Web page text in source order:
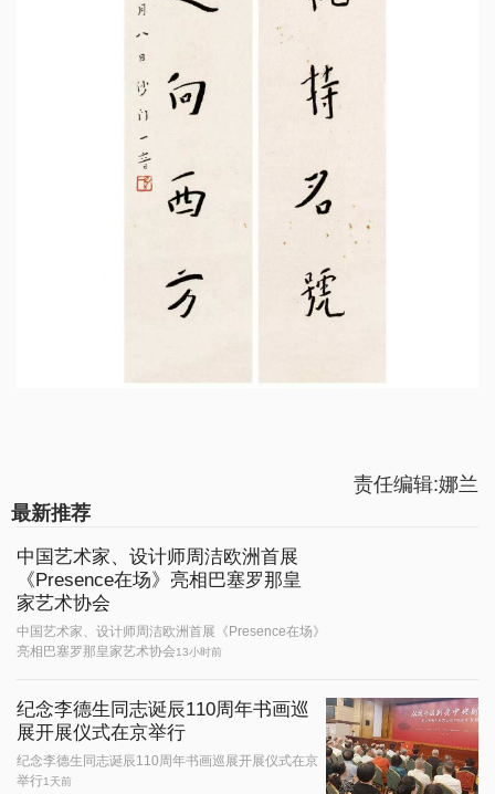
责任编辑:娜兰
最新推荐
中国艺术家、设计师周洁欧洲首展
《Presence在场》亮相巴塞罗那皇
家艺术协会
中国艺术家、设计师周洁欧洲首展《Presence在场》
亮相巴塞罗那皇家艺术协会13小时前
纪念李德生同志诞辰110周年书画巡
展开展仪式在京举行
纪念李德生同志诞辰110周年书画巡展开展仪式在京
举行1天前